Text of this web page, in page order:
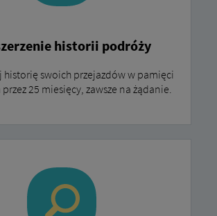
historii podróży
historię swoich przejazdów w pamięci
25 miesięcy, zawsze na żądanie.